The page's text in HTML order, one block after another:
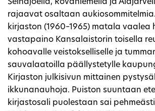
Seinäjoella, Rovaniemellä ja
rajaavat osaltaan
kirjaston (1960–1965) matala vaalea
vastapaino Kansalaistorin toisella
kohoavalle veistokselliselle ja
sauvalaatoilla päällystetylle
Kirjaston julkisivun mittainen
ikkunanauhoja. Puiston suuntaan
kirjastosali puolestaan sai